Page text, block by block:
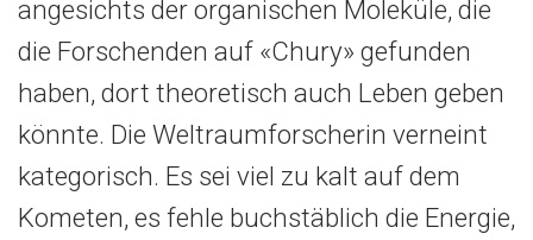
angesichts der organischen Moleküle, die
die Forschenden auf «Chury» gefunden
haben, dort theoretisch auch Leben geben
könnte. Die Weltraumforscherin verneint
kategorisch. Es sei viel zu kalt auf dem
Kometen, es fehle buchstäblich die Energie,